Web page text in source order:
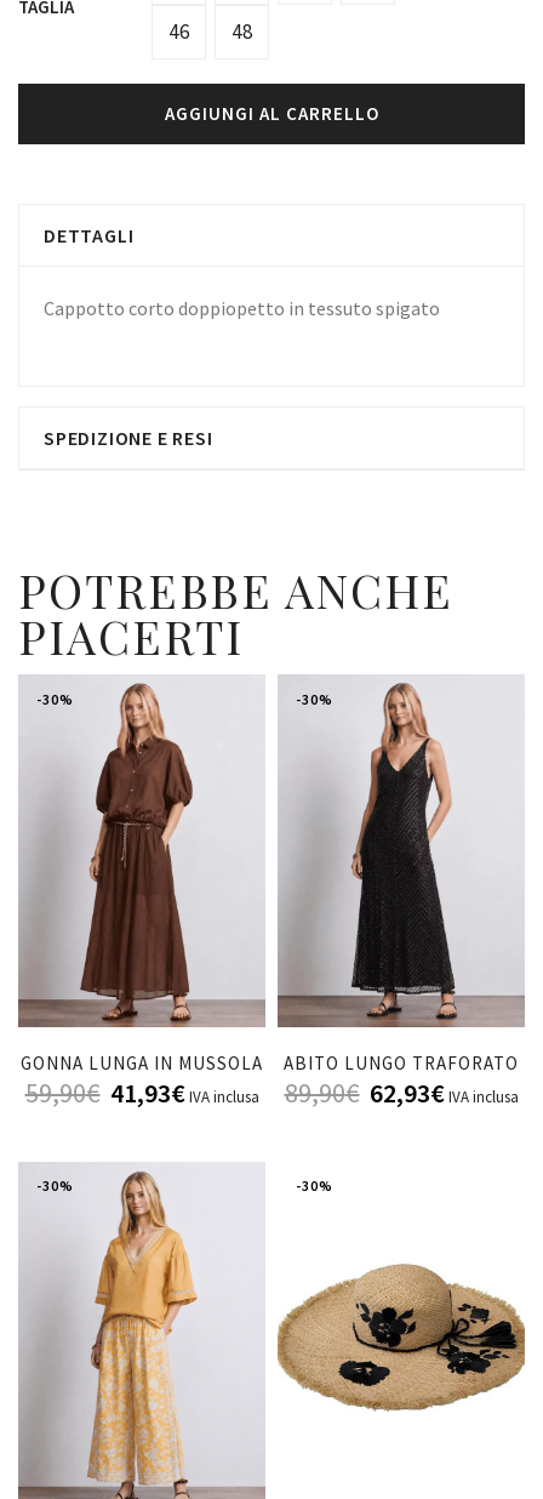
TAGLIA
46 48
AGGIUNGI AL CARRELLO
DETTAGLI
Cappotto corto doppiopetto in tessuto spigato
SPEDIZIONE E RESI
POTREBBE ANCHE
PIACERTI
-30%
GONNA LUNGA IN MUSSOLA
59,90€ 41,93€ IVA inclusa
-30%
ABITO LUNGO TRAFORATO
89,90€ 62,93€ IVA inclusa
-30% -30%